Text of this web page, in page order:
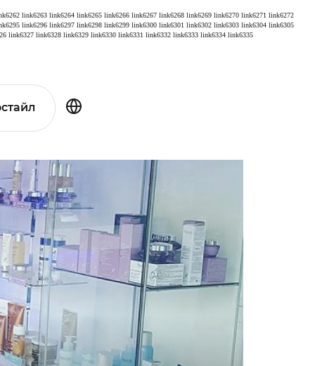
link6263 link6264 link6265 link6266 link6267 link6268 link6269 link6270 link6271 link6272
link6296 link6297 link6298 link6299 link6300 link6301 link6302 link6303 link6304 link6305
link6327 link6328 link6329 link6330 link6331 link6332 link6333 link6334 link6335